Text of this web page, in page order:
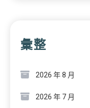
彙整
2026 年 8 月
2026 年 7 月